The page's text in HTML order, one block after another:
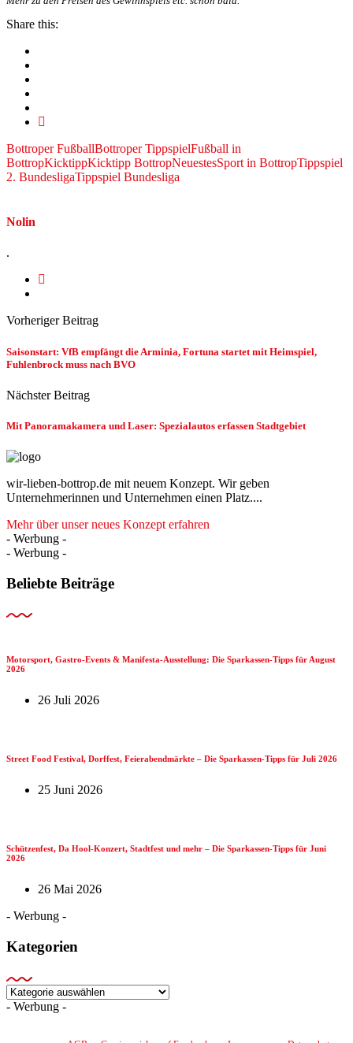
Share this:
Bottroper FußballBottroper TippspielFußball in
BottropKicktippKicktipp BottropNeuestesSport in BottropTippspiel
2. BundesligaTippspiel Bundesliga
Nolin
.
Vorheriger Beitrag
Saisonstart: VfB empfängt die Arminia, Fortuna startet mit Heimspiel,
Fuhlenbrock muss nach BVO
Nächster Beitrag
Mit Panoramakamera und Laser: Spezialautos erfassen Stadtgebiet
wir-lieben-bottrop.de mit neuem Konzept. Wir geben
Unternehmerinnen und Unternehmen einen Platz....
Mehr über unser neues Konzept erfahren
- Werbung -
- Werbung -
Beliebte Beiträge
Motorsport, Gastro-Events & Manifesta-Ausstellung: Die Sparkassen-Tipps für August
2026
26 Juli 2026
Street Food Festival, Dorffest, Feierabendmärkte – Die Sparkassen-Tipps für Juli 2026
25 Juni 2026
Schützenfest, Da Hool-Konzert, Stadtfest und mehr – Die Sparkassen-Tipps für Juni
2026
26 Mai 2026
- Werbung -
Kategorien
Kategorien
- Werbung -